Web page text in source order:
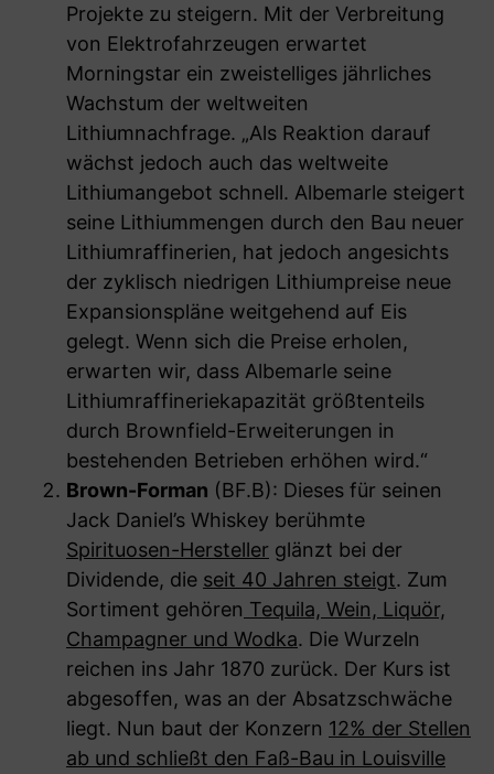
Projekte zu steigern. Mit der Verbreitung
von Elektrofahrzeugen erwartet
Morningstar ein zweistelliges jährliches
Wachstum der weltweiten
Lithiumnachfrage. „Als Reaktion darauf
wächst jedoch auch das weltweite
Lithiumangebot schnell. Albemarle steigert
seine Lithiummengen durch den Bau neuer
Lithiumraffinerien, hat jedoch angesichts
der zyklisch niedrigen Lithiumpreise neue
Expansionspläne weitgehend auf Eis
gelegt. Wenn sich die Preise erholen,
erwarten wir, dass Albemarle seine
Lithiumraffineriekapazität größtenteils
durch Brownfield-Erweiterungen in
bestehenden Betrieben erhöhen wird.“
Brown-Forman (BF.B): Dieses für seinen
Jack Daniel’s Whiskey berühmte
Spirituosen-Hersteller glänzt bei der
Dividende, die seit 40 Jahren steigt. Zum
Sortiment gehören Tequila, Wein, Liquör,
Champagner und Wodka. Die Wurzeln
reichen ins Jahr 1870 zurück. Der Kurs ist
abgesoffen, was an der Absatzschwäche
liegt. Nun baut der Konzern 12% der Stellen
ab und schließt den Faß-Bau in Louisville